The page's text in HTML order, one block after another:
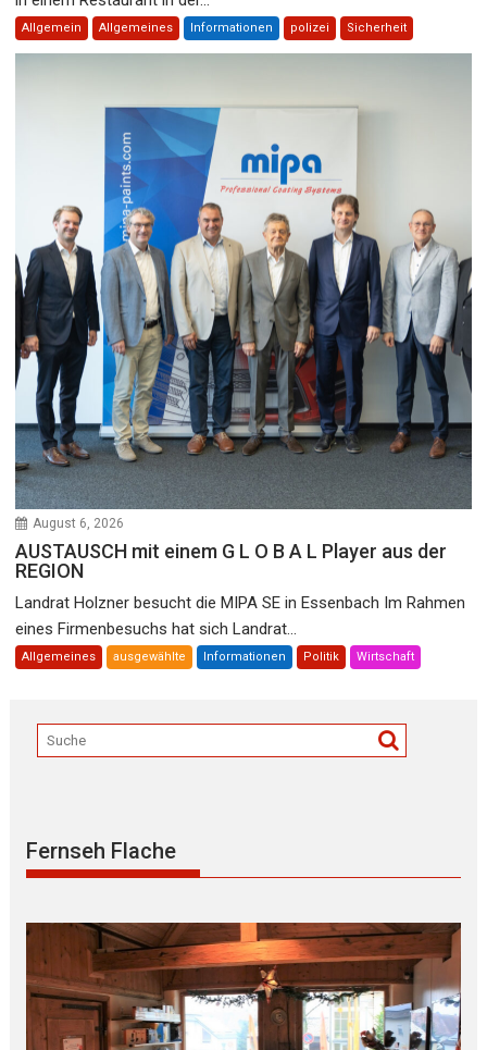
Allgemein Allgemeines Informationen polizei Sicherheit
August 6, 2026
AUSTAUSCH mit einem G L O B A L Player aus der
REGION
Landrat Holzner besucht die MIPA SE in Essenbach Im Rahmen
eines Firmenbesuchs hat sich Landrat...
Allgemeines ausgewählte Informationen Politik Wirtschaft
Fernseh Flache